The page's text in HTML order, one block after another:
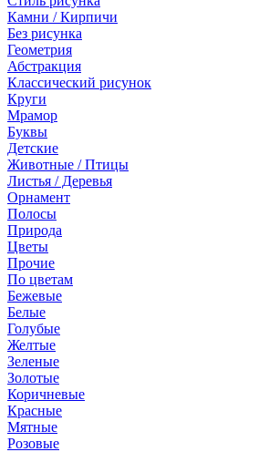
Камни / Кирпичи
Без рисунка
Геометрия
Абстракция
Классический рисунок
Круги
Мрамор
Буквы
Детские
Животные / Птицы
Листья / Деревья
Орнамент
Полосы
Природа
Цветы
Прочие
По цветам
Бежевые
Белые
Голубые
Желтые
Зеленые
Золотые
Коричневые
Красные
Мятные
Розовые